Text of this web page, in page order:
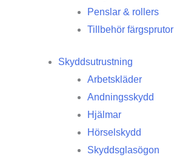
Penslar & rollers
Tillbehör färgsprutor
Skyddsutrustning
Arbetskläder
Andningsskydd
Hjälmar
Hörselskydd
Skyddsglasögon